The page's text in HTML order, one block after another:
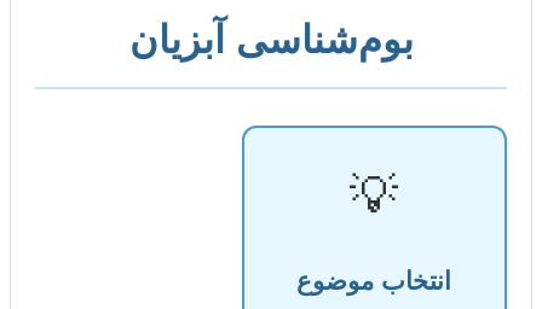
بوم‌شناسی آبزیان
موضوع